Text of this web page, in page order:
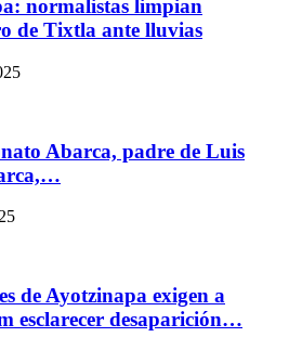
normalistas limpian
de Tixtla ante lluvias
Abarca, padre de Luis
de Ayotzinapa exigen a
esclarecer desaparición…